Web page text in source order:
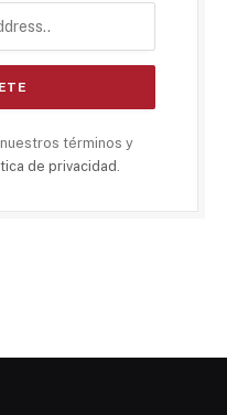
términos y
de privacidad